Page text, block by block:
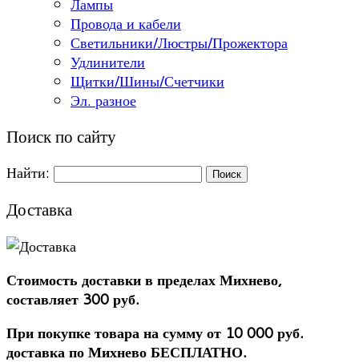
Лампы
Провода и кабели
Светильники/Люстры/Прожектора
Удлинители
Щитки/Шины/Счетчики
Эл. разное
Поиск по сайту
Найти:
Доставка
Стоимость доставки в пределах Михнево,
составляет 300 руб.
При покупке товара на сумму от 10 000 руб.
доставка по Михнево БЕСПЛАТНО.